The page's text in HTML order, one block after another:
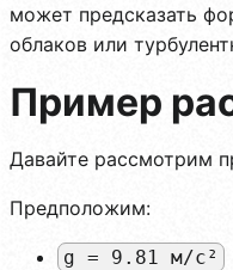
может предсказать
облаков или
Пример
Давайте рассмотрим
Предположим:
g = 9.81 м/с²